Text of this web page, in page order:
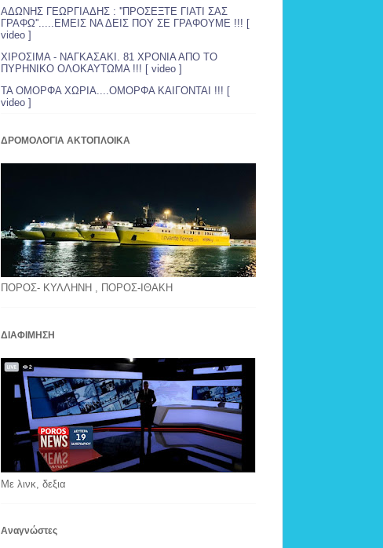
ΑΔΩΝΗΣ ΓΕΩΡΓΙΑΔΗΣ : ''ΠΡΟΣΕΞΤΕ ΓΙΑΤΙ ΣΑΣ
ΓΡΑΦΩ''.....ΕΜΕΙΣ ΝΑ ΔΕΙΣ ΠΟΥ ΣΕ ΓΡΑΦΟΥΜΕ !!! [
video ]
ΧΙΡΟΣΙΜΑ - ΝΑΓΚΑΣΑΚΙ. 81 ΧΡΟΝΙΑ ΑΠΟ ΤΟ
ΠΥΡΗΝΙΚΟ ΟΛΟΚΑΥΤΩΜΑ !!! [ video ]
ΤΑ ΟΜΟΡΦΑ ΧΩΡΙΑ....ΟΜΟΡΦΑ ΚΑΙΓΟΝΤΑΙ !!! [
video ]
ΔΡΟΜΟΛΟΓΙΑ ΑΚΤΟΠΛΟΙΚΑ
ΠΟΡΟΣ- ΚΥΛΛΗΝΗ , ΠΟΡΟΣ-ΙΘΑΚΗ
ΔΙΑΦΙΜΗΣΗ
Με λινκ, δεξια
Αναγνώστες